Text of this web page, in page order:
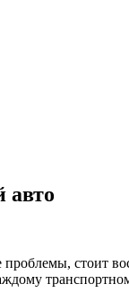
авто
стоит